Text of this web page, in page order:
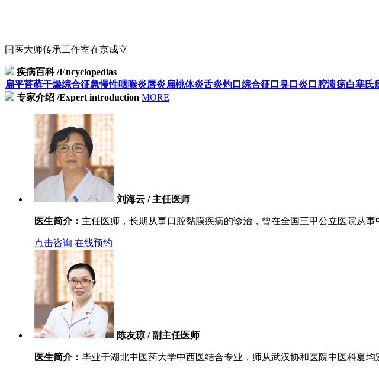
国医大师传承工作室在京成立
疾病百科/Encyclopedias
扁平苔藓干燥综合征急慢性咽喉炎唇炎扁桃体炎舌炎灼口综合征口臭口炎口腔溃疡白塞氏
专家介绍 /Expert introduction MORE
刘海云 / 主任医师
医生简介： 主任医师，长期从事口腔黏膜疾病的诊治，曾在全国三甲公立医院从
点击咨询 在线预约
陈友琼 / 副主任医师
医生简介： 毕业于湖北中医药大学中西医结合专业，师从武汉协和医院中医科夏